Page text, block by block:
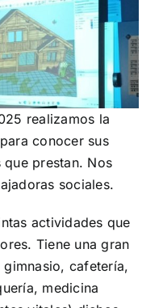
realizamos la
conocer sus
prestan. Nos
sociales.
actividades que
Tiene una gran
cafetería,
medicina